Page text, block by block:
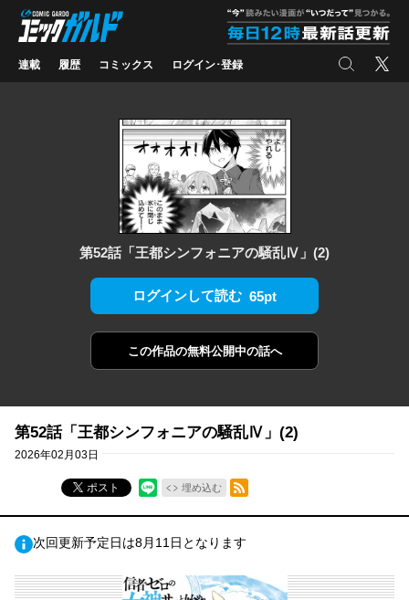
コミックガルド
連載 履歴 コミックス ログイン･登録 検索 X
第52話「王都シンフォニアの騒乱Ⅳ」(2)
ログインして読む 65pt
この作品の無料公開中の話へ
第52話「王都シンフォニアの騒乱Ⅳ」(2)
2026年02月03日
ポスト 埋め込む
RSSフィード
次回更新予定日は8月11日となります